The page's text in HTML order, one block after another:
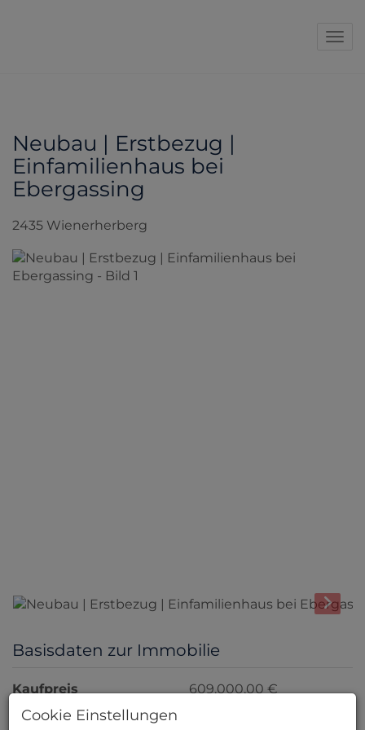
Neubau | Erstbezug |
Einfamilienhaus bei
Ebergassing
2435 Wienerherberg
Basisdaten zur Immobilie
Kaufpreis
609.000,00 €
Fläche
Zimmer
Cookie Einstellungen